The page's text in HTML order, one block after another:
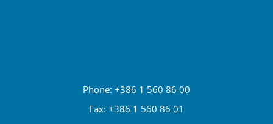
Phone: +386 1 560 86 00
Fax: +386 1 560 86 01